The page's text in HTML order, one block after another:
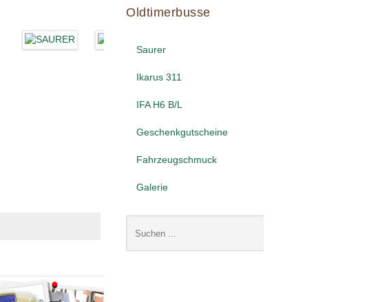
Oldtimerbusse
Saurer
Ikarus 311
IFA H6 B/L
Geschenkgutscheine
Fahrzeugschmuck
Galerie